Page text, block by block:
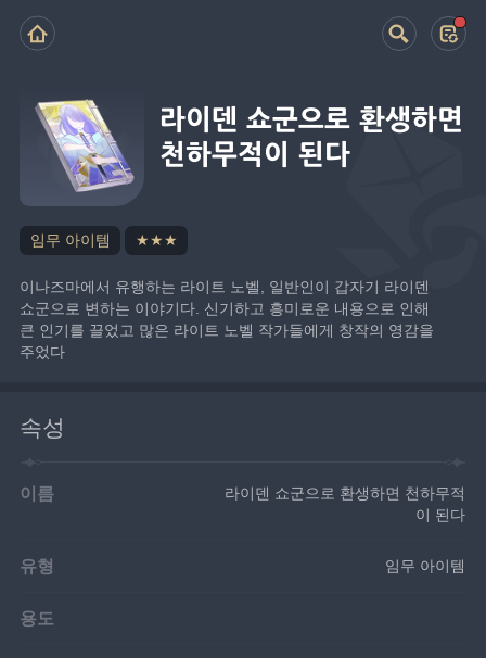
라이덴 쇼군으로 환생하면
천하무적이 된다
임무 아이템 ★★★
이나즈마에서 유행하는 라이트 노벨, 일반인이 갑자기 라이덴
쇼군으로 변하는 이야기다. 신기하고 흥미로운 내용으로 인해
큰 인기를 끌었고 많은 라이트 노벨 작가들에게 창작의 영감을
주었다
속성
이름
라이덴 쇼군으로 환생하면 천하무적
이 된다
유형 임무 아이템
용도